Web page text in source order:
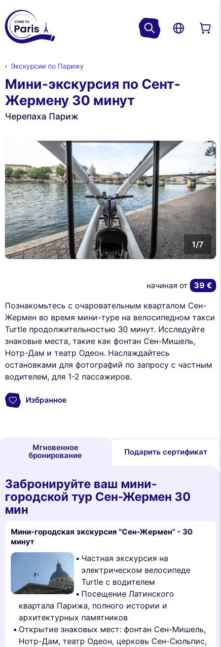
Экскурсии по Парижу
Мини-экскурсия по Сент-
Жермену 30 минут
Черепаха Париж
1/7
Познакомьтесь с очаровательным кварталом Сен-
Жермен во время мини-туре на велосипедном такси
Turtle продолжительностью 30 минут. Исследуйте
знаковые места, такие как фонтан Сен-Мишель,
Нотр-Дам и театр Одеон. Наслаждайтесь
остановками для фотографий по запросу с частным
водителем, для 1-2 пассажиров.
Избранное
начиная от 39 €
Мгновенное
бронирование
Подарить сертификат
Забронируйте ваш мини-
городской тур Сен-Жермен 30
мин
Мини-городская экскурсия "Сен-Жермен" - 30
минут
Частная экскурсия на
электрическом велосипеде
Turtle с водителем
Посещение Латинского
квартала Парижа, полного истории и
архитектурных памятников
Открытие знаковых мест: фонтан Сен-Мишель,
Нотр-Дам, театр Одеон, церковь Сен-Сюльпис,